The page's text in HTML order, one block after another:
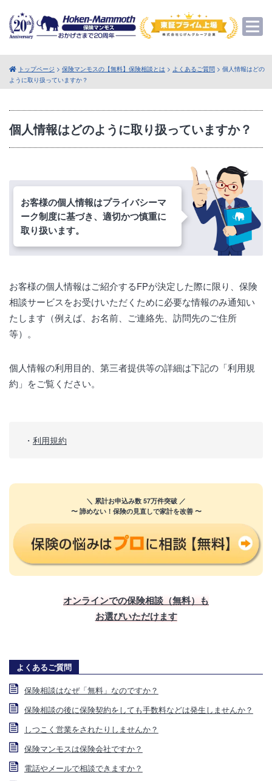
トップページ > 保険マンモスの【無料】保険相談とは > よくあるご質問 > 個人情報はどの
ように取り扱っていますか？
個人情報はどのように取り扱っていますか？
お客様の個人情報はプライバシーマ
ーク制度に基づき、適切かつ慎重に
取り扱います。
お客様の個人情報はご紹介するFPが決定した際に限り、保険
相談サービスをお受けいただくために必要な情報のみ通知い
たします（例えば、お名前、ご連絡先、訪問先のご住所
等）。
個人情報の利用目的、第三者提供等の詳細は下記の「利用規
約」をご覧ください。
利用規約
＼ 累計お申込み数 57万件突破 ／
〜 諦めない！保険の見直しで家計を改善 〜
オンラインでの保険相談（無料）も
お選びいただけます
よくあるご質問
保険相談はなぜ「無料」なのですか？
保険相談の後に保険契約をしても手数料などは発生しませんか？
しつこく営業をされたりしませんか？
保険マンモスは保険会社ですか？
電話やメールで相談できますか？